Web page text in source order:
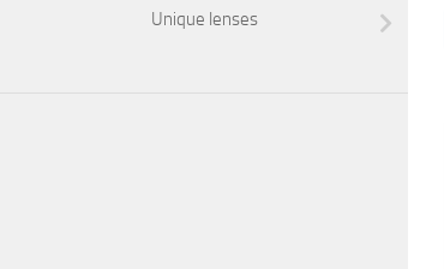
Unique lenses